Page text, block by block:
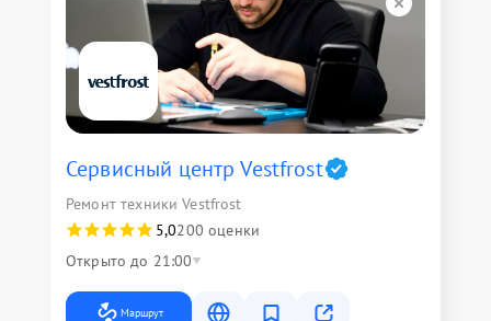
Сервисный центр Vestfrost
Ремонт техники Vestfrost
5,0200 оценки
Открыто до 21:00
Маршрут